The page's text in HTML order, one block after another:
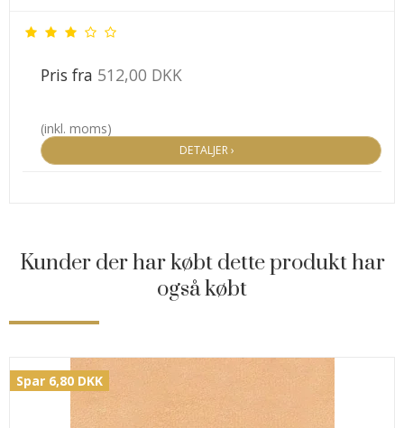
Pris fra 512,00 DKK
(inkl. moms)
DETALJER ›
Kunder der har købt dette produkt har
også købt
Spar 6,80 DKK